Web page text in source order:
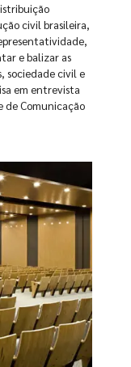
civil brasileira,
e balizar as
sociedade civil e
em entrevista
de Comunicação